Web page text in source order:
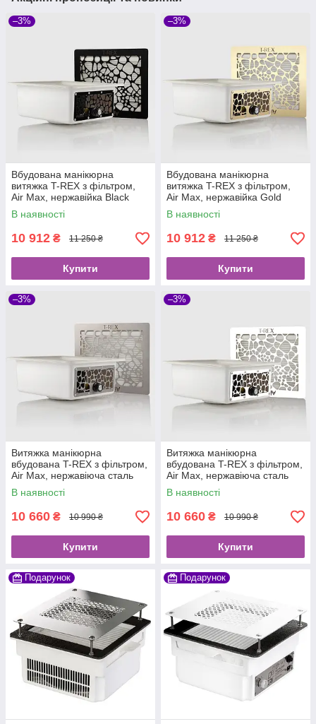
–3%
Вбудована манікюрна
витяжка T-REX з фільтром,
Air Max, нержавійка Black
В наявності
10 912 ₴ 11 250 ₴
Купити
–3%
Вбудована манікюрна
витяжка T-REX з фільтром,
Air Max, нержавійка Gold
В наявності
10 912 ₴ 11 250 ₴
Купити
–3%
Витяжка манікюрна
вбудована T-REX з фільтром,
Air Max, нержавіюча сталь
В наявності
10 660 ₴ 10 990 ₴
Купити
–3%
Витяжка манікюрна
вбудована T-REX з фільтром,
Air Max, нержавіюча сталь
White
В наявності
10 660 ₴ 10 990 ₴
Купити
Подарунок Подарунок